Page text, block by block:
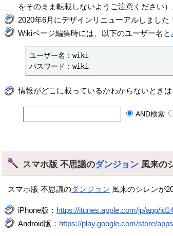
をそのまま転載しないようご注意ください
2020年6月にデザインリニューアルしました
Wikiページ編集時には、以下のユーザー名と
ユーザー名：wiki
パスワード：wiki
情報がどこに載っているかわからないとき
AND検索
スマホ版 不思議のダンジョン 風来の
スマホ版 不思議のダンジョン 風来のシレンが
iPhone版： https://itunes.apple.com/jp/app/
Android版： https://play.google.com/store/